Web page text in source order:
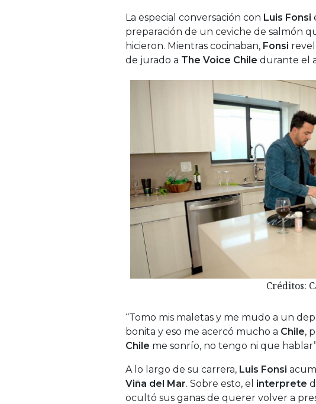
La especial conversación con Luis Fonsi
preparación de un ceviche de salmón
hicieron. Mientras cocinaban, Fonsi
de jurado a The Voice Chile durante el
Créditos:
“Tomo mis maletas y me mudo a un
bonita y eso me acercó mucho a Chile,
Chile me sonrío, no tengo ni que
A lo largo de su carrera, Luis Fonsi
Viña del Mar. Sobre esto, el interprete
ocultó sus ganas de querer volver a